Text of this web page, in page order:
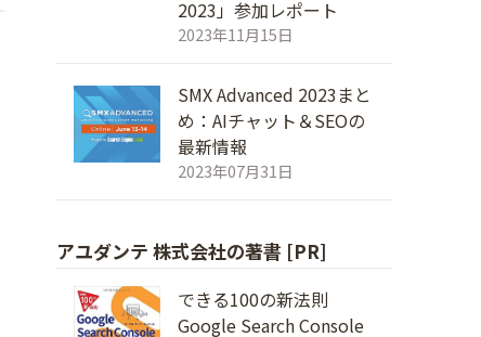
2023」参加レポート
2023年11月15日
SMX Advanced 2023まと
め：AIチャット＆SEOの
最新情報
2023年07月31日
アユダンテ 株式会社の著書 [PR]
できる100の新法則
Google Search Console